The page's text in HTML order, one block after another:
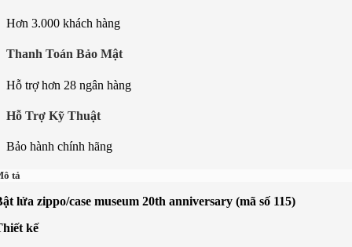
Hơn 3.000 khách hàng
Thanh Toán Bảo Mật
Hỗ trợ hơn 28 ngân hàng
Hỗ Trợ Kỹ Thuật
Bảo hành chính hãng
tả
lửa zippo/case museum 20th anniversary (mã số 115)
kế